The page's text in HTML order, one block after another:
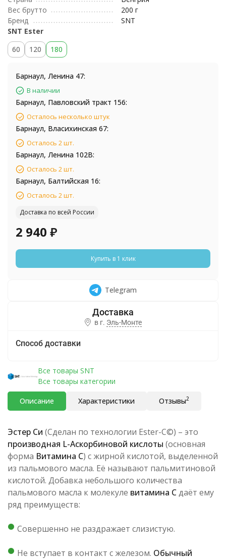
Вес брутто
200 г
Бренд
SNT
SNT Ester
60
120 180
Барнаул, Ленина 47:
В наличии
Барнаул, Павловский тракт 156:
Осталось несколько штук
Барнаул, Власихинская 67:
Осталось 2 шт.
Барнаул, Ленина 102В:
Осталось 2 шт.
Барнаул, Балтийская 16:
Осталось 2 шт.
Доставка по всей России
2 940 ₽
Купить в 1 клик
Telegram
в г. Эль-Монте
Способ доставки
Все товары SNT
Все товары категории
Описание Характеристики Отзывы2
Эстер Си (Сделан по технологии Ester-C©) – это
производная L-Аскорбиновой кислоты (основная
форма Витамина С) с жирной кислотой, выделенной
из пальмового масла. Её называют пальмитиновой
кислотой. Добавка небольшого количества
пальмового масла к молекуле витамина Сдаёт ему
ряд преимуществ:
Совершенно не раздражает слизистую.
Не вступает в контакт с железом. Обычный